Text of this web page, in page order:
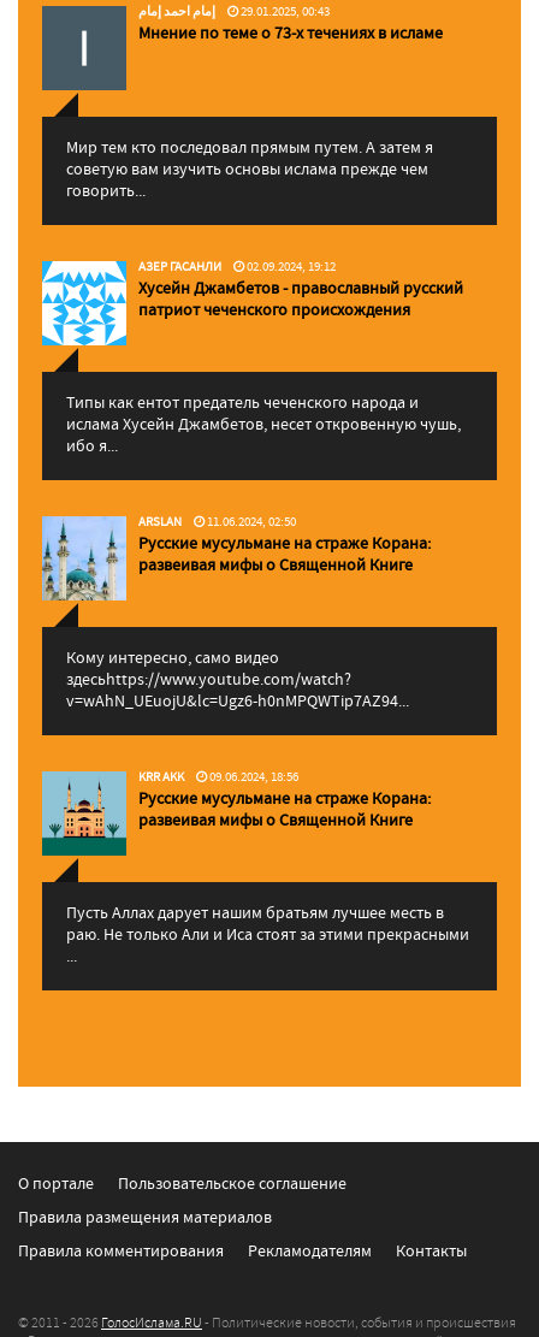
إمام احمد إمام 29.01.2025, 00:43
Мнение по теме о 73-х течениях в исламе
Мир тем кто последовал прямым путем. А затем я
советую вам изучить основы ислама прежде чем
говорить...
АЗЕР ГАСАНЛИ 02.09.2024, 19:12
Хусейн Джамбетов - православный русский
патриот чеченского происхождения
Типы как ентот предатель чеченского народа и
ислама Хусейн Джамбетов, несет откровенную чушь,
ибо я...
ARSLAN 11.06.2024, 02:50
Русские мусульмане на страже Корана:
pазвеивая мифы о Священной Книге
Кому интересно, само видео
здесьhttps://www.youtube.com/watch?
v=wAhN_UEuojU&lc=Ugz6-h0nMPQWTip7AZ94...
KRR AKK 09.06.2024, 18:56
Русские мусульмане на страже Корана:
pазвеивая мифы о Священной Книге
Пусть Аллах дарует нашим братьям лучшее месть в
раю. Не только Али и Иса стоят за этими прекрасными
О портале
Пользовательское соглашение
Правила размещения материалов
Правила комментирования
Рекламодателям Контакты
© 2011 - 2026 ГолосИслама.RU - Политические новости, события и происшествия